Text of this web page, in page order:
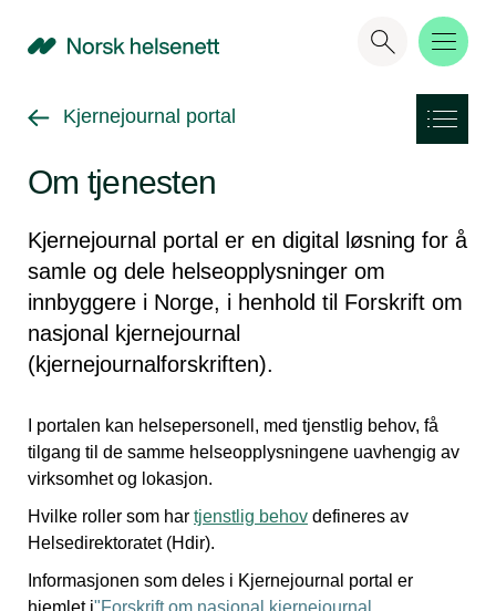
NHN
Gå tilbake til
Kjernejournal portal
Om tjenesten
Kjernejournal portal er en digital løsning for å
samle og dele helseopplysninger om
innbyggere i Norge, i henhold til Forskrift om
nasjonal kjernejournal
(kjernejournalforskriften).
I portalen kan helsepersonell, med tjenstlig behov, få
tilgang til de samme helseopplysningene uavhengig av
virksomhet og lokasjon.
Hvilke roller som har tjenstlig behov defineres av
Helsedirektoratet (Hdir).
Informasjonen som deles i Kjernejournal portal er
hjemlet i"Forskrift om nasjonal kjernejournal